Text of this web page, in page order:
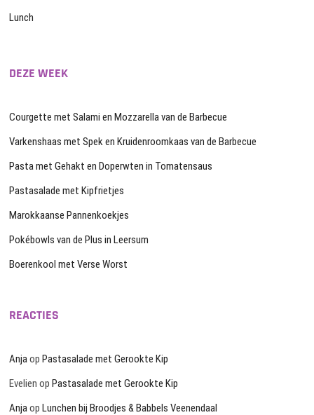
Lunch
DEZE WEEK
Courgette met Salami en Mozzarella van de Barbecue
Varkenshaas met Spek en Kruidenroomkaas van de Barbecue
Pasta met Gehakt en Doperwten in Tomatensaus
Pastasalade met Kipfrietjes
Marokkaanse Pannenkoekjes
Pokébowls van de Plus in Leersum
Boerenkool met Verse Worst
REACTIES
AnjaopPastasalade met Gerookte Kip
Evelien opPastasalade met Gerookte Kip
AnjaopLunchen bij Broodjes & Babbels Veenendaal